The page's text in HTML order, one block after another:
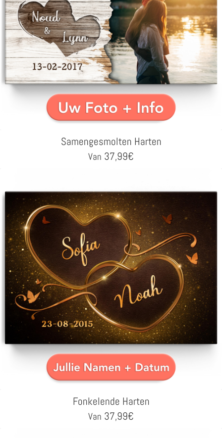
Samengesmolten Harten
Van 37,99€
Fonkelende Harten
Van 37,99€